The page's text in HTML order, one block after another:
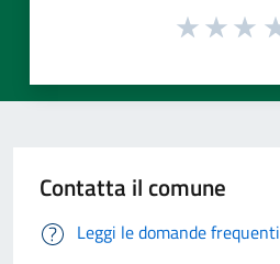
Contatta il comune
Leggi le domande frequenti